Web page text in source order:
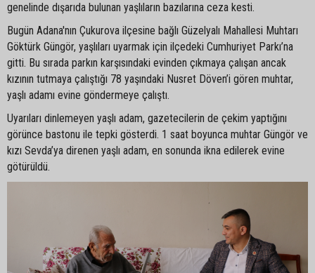
genelinde dışarıda bulunan yaşlıların bazılarına ceza kesti.
Bugün Adana'nın Çukurova ilçesine bağlı Güzelyalı Mahallesi Muhtarı
Göktürk Güngör, yaşlıları uyarmak için ilçedeki Cumhuriyet Parkı’na
gitti. Bu sırada parkın karşısındaki evinden çıkmaya çalışan ancak
kızının tutmaya çalıştığı 78 yaşındaki Nusret Döven’i gören muhtar,
yaşlı adamı evine göndermeye çalıştı.
Uyarıları dinlemeyen yaşlı adam, gazetecilerin de çekim yaptığını
görünce bastonu ile tepki gösterdi. 1 saat boyunca muhtar Güngör ve
kızı Sevda’ya direnen yaşlı adam, en sonunda ikna edilerek evine
götürüldü.